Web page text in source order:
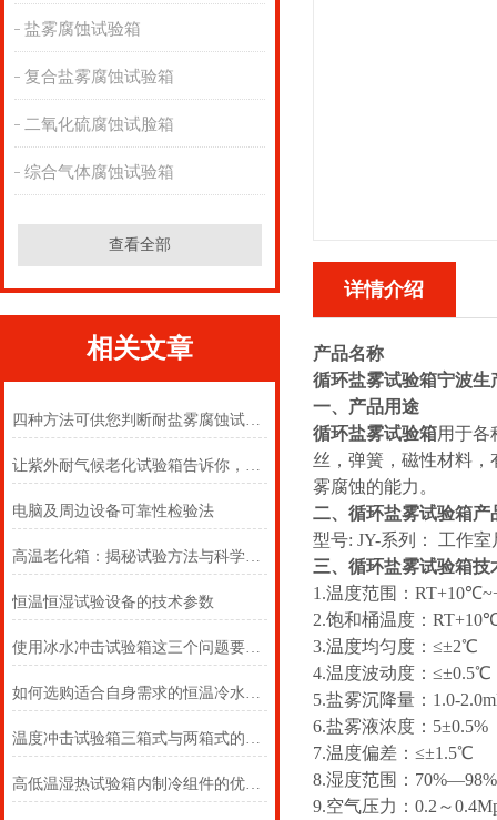
盐雾腐蚀试验箱
复合盐雾腐蚀试验箱
二氧化硫腐蚀试脸箱
综合气体腐蚀试验箱
查看全部
相关文章
四种方法可供您判断耐盐雾腐蚀试验箱的测试结果
让紫外耐气候老化试验箱告诉你，何为老化？
电脑及周边设备可靠性检验法
高温老化箱：揭秘试验方法与科学原理
恒温恒湿试验设备的技术参数
使用冰水冲击试验箱这三个问题要密切注意
如何选购适合自身需求的恒温冷水机？
温度冲击试验箱三箱式与两箱式的区别是什么?
高低温湿热试验箱内制冷组件的优缺点
详情介绍
产品名称
循环盐雾试验箱宁波生
一、产品用途
循环盐雾试验箱用于各
丝，弹簧，磁性材料
雾腐蚀的能力。
二、循环盐雾试验箱产
型号: JY-系列： 工作
三、循环盐雾试验箱技
1.温度范围：
2.饱和桶温度：
3.温度均匀度：≤±2℃
4.温度波动度：≤±0.5℃
5.盐雾沉降量：1.0-
6.盐雾液浓度：
7.温度偏差：≤±1.5℃
8.湿度范围：
9.空气压力：0.2～